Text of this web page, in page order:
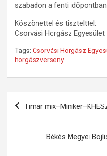
szabadon a fenti
Köszönettel és tisztelttel:
Csorvási Horgász Egyesület
Tags: Csorvási Horgász
horgászverseny
Bejegyzés
Timár
Békés Megyei